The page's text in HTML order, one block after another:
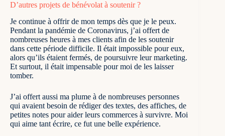
D’autres projets de bénévolat à soutenir ?
Je continue à offrir de mon temps dès que je le peux.
Pendant la pandémie de Coronavirus, j’ai offert de
nombreuses heures à mes clients afin de les soutenir
dans cette période difficile. Il était impossible pour eux,
alors qu’ils étaient fermés, de poursuivre leur marketing.
Et surtout, il était impensable pour moi de les laisser
tomber.
J’ai offert aussi ma plume à de nombreuses personnes
qui avaient besoin de rédiger des textes, des affiches, de
petites notes pour aider leurs commerces à survivre. Moi
qui aime tant écrire, ce fut une belle expérience.